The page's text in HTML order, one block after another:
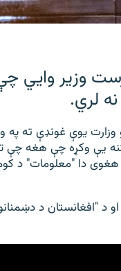
وزیر وايي
لري.
د بهرنیو چارو وزارت یوې غونډې
یې وکړه چې هغه چې
دا "معلومات" د
"افغانستان د